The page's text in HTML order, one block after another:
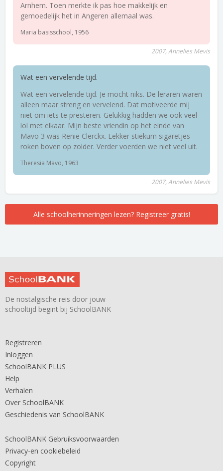
Arnhem. Toen merkte ik pas hoe makkelijk en
gemoedelijk het in Angeren allemaal was.
Maria basisschool, 1956
2007, Annelies Mevis
Wat een vervelende tijd.
Wat een vervelende tijd. Je mocht niks. De leraren waren
alleen maar streng en vervelend. Dat motiveerde mij
niet om iets te presteren. Gelukkig hadden we ook veel
lol met elkaar. Mijn beste vriendin op het einde van
Mavo 3 was Renie Clerckx. Lekker stiekum sigaretjes
roken boven op zolder. Verder voerden we niet veel uit.
Theresia Mavo, 1963
2007, Annelies Mevis
Alle schoolherinneringen lezen? Registreer gratis!
De nostalgische reis door jouw
schooltijd begint bij SchoolBANK
Registreren
Inloggen
SchoolBANK PLUS
Help
Verhalen
Over SchoolBANK
Geschiedenis van SchoolBANK
SchoolBANK Gebruiksvoorwaarden
Privacy-en cookiebeleid
Copyright